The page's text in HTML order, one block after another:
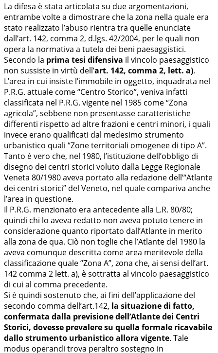
La difesa è stata articolata su due argomentazioni,
entrambe volte a dimostrare che la zona nella quale era
stato realizzato l’abuso rientra tra quelle enunciate
dall’art. 142, comma 2, d.lgs. 42/2004, per le quali non
opera la normativa a tutela dei beni paesaggistici.
Secondo la prima tesi difensiva il vincolo paesaggistico
non sussiste in virtù dell’art. 142, comma 2, lett. a).
L’area in cui insiste l’immobile in oggetto, inquadrata nel
P.R.G. attuale come “Centro Storico”, veniva infatti
classificata nel P.R.G. vigente nel 1985 come “Zona
agricola”, sebbene non presentasse caratteristiche
differenti rispetto ad altre frazioni e centri minori, i quali
invece erano qualificati dal medesimo strumento
urbanistico quali “Zone territoriali omogenee di tipo A”.
Tanto è vero che, nel 1980, l’istituzione dell’obbligo di
disegno dei centri storici voluto dalla Legge Regionale
Veneta 80/1980 aveva portato alla redazione dell’“Atlante
dei centri storici” del Veneto, nel quale compariva anche
l’area in questione.
Il P.R.G. menzionato era antecedente alla L.R. 80/80;
quindi chi lo aveva redatto non aveva potuto tenere in
considerazione quanto riportato dall’Atlante in merito
alla zona de qua. Ciò non toglie che l’Atlante del 1980 la
aveva comunque descritta come area meritevole della
classificazione quale “Zona A”, zona che, ai sensi dell’art.
142 comma 2 lett. a), è sottratta al vincolo paesaggistico
di cui al comma precedente.
Si è quindi sostenuto che, ai fini dell’applicazione del
secondo comma dell’art.142, la situazione di fatto,
confermata dalla previsione dell’Atlante dei Centri
Storici, dovesse prevalere su quella formale ricavabile
dallo strumento urbanistico allora vigente. Tale
modus operandi trova peraltro sostegno in